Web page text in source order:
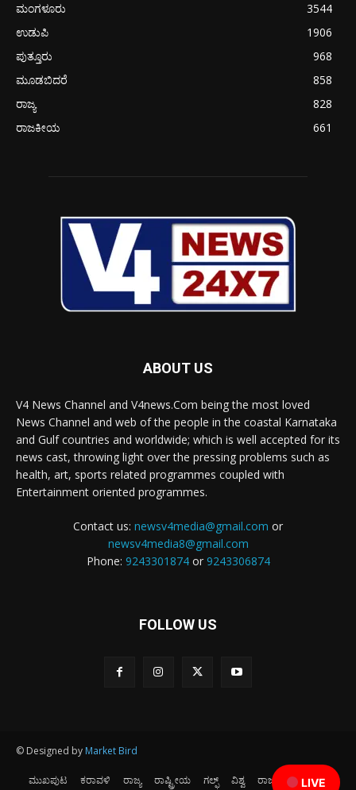
LIVE
ಮಂಗಳೂರು
3544
ಉಡುಪಿ
1906
ಪುತ್ತೂರು
968
ಮೂಡಬಿದರೆ
858
ರಾಜ್ಯ
828
ರಾಜಕೀಯ
661
ABOUT US
V4 News Channel and V4news.Com being the most loved
News Channel and web of the people in the coastal Karnataka
and Gulf countries and worldwide; which is well accepted for its
news cast, throwing light over the pressing problems such as
health, art, sports related programmes coupled with
Entertainment oriented programmes.
Contact us: newsv4media@gmail.com or
newsv4media8@gmail.com
Phone: 9243301874or 9243306874
FOLLOW US
© Designed by Market Bird
ಮುಖಪುಟ ಕರಾವಳಿ ರಾಜ್ಯ ರಾಷ್ಟ್ರೀಯ ಗಲ್ಫ್ ವಿಶ್ವ ರಾಜಕೀಯ ಕ್ರೀಡೆ